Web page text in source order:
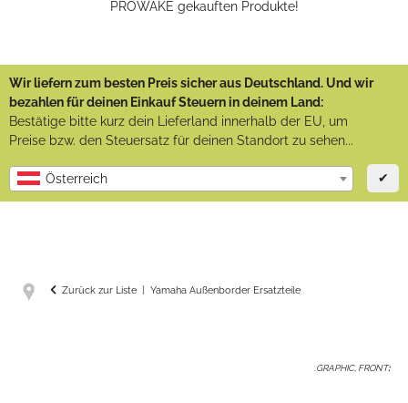
PROWAKE gekauften Produkte!
Wir liefern zum besten Preis sicher aus Deutschland. Und wir
bezahlen für deinen Einkauf Steuern in deinem Land:
Bestätige bitte kurz dein Lieferland innerhalb der EU, um
Preise bzw. den Steuersatz für deinen Standort zu sehen...
Österreich ✔
Zurück zur Liste Yamaha Außenborder Ersatzteile
.GRAPHIC, FRONT: